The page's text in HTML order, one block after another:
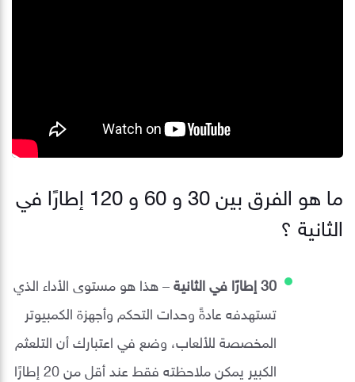
ما هو الفرق بين 30 و 60 و 120 إطارًا في
الثانية ؟
30 إطارًا في الثانية
– هذا هو مستوى الأداء الذي
تستهدفه عادةً وحدات التحكم وأجهزة الكمبيوتر
المخصصة للألعاب، وضع في اعتبارك أن التلعثم
الكبير يمكن ملاحظته فقط عند أقل من 20 إطارًا